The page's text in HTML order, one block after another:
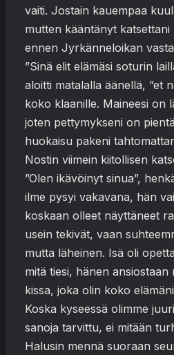
vaiti. Jostain kauempaa
mutten kääntänyt katsettani
ennen Jyrkänneloikan
”Sinä elit elämäsi soturin
aloitti matalalla äänellä, ”et
koko klaanille. Maineesi on
joten pettymykseni on
huokaisu pakeni
Nostin viimein kiitollisen
”Olen ikävöinyt sinua”,
ilme pysyi vakavana, hän
koskaan olleet näyttäneet
usein tekivät, vaan
mutta läheinen. Isä oli
mitä tiesi, hänen
kissa, joka olin koko
Koska kyseessä olimme
sanoja tarvittu, ei mitään
Halusin mennä suoraan